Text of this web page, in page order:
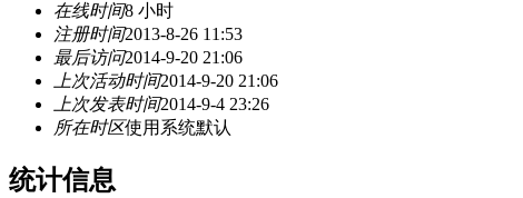
在线时间8 小时
注册时间2013-8-26 11:53
最后访问2014-9-20 21:06
上次活动时间2014-9-20 21:06
上次发表时间2014-9-4 23:26
所在时区使用系统默认
统计信息